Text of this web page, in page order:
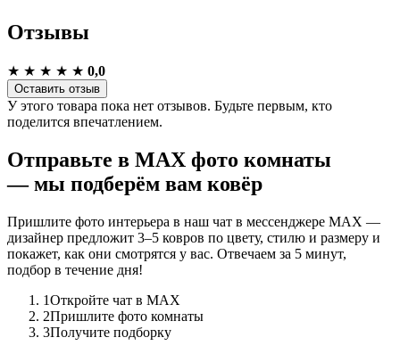
Отзывы
★ ★ ★ ★ ★ 0,0
Оставить отзыв
У этого товара пока нет отзывов. Будьте первым, кто
поделится впечатлением.
Отправьте в MAX фото комнаты
— мы подберём вам ковёр
Пришлите фото интерьера в наш чат в мессенджере MAX —
дизайнер предложит 3–5 ковров по цвету, стилю и размеру и
покажет, как они смотрятся у вас. Отвечаем за 5 минут,
подбор в течение дня!
1Откройте чат в MAX
2Пришлите фото комнаты
3Получите подборку